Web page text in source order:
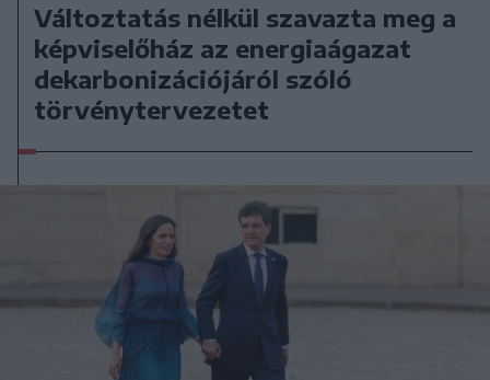
Változtatás nélkül szavazta meg a
képviselőház az energiaágazat
dekarbonizációjáról szóló
törvénytervezetet